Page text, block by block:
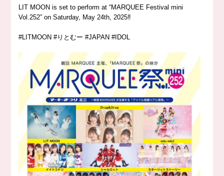
LIT MOON is set to perform at “MARQUEE Festival mini
Vol.252” on Saturday, May 24th, 2025‼️
#LITMOON #りとむー #JAPAN #IDOL